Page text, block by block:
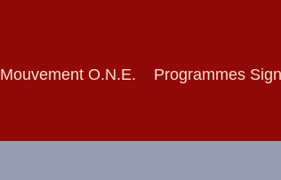
Mouvement O.N.E. Programmes